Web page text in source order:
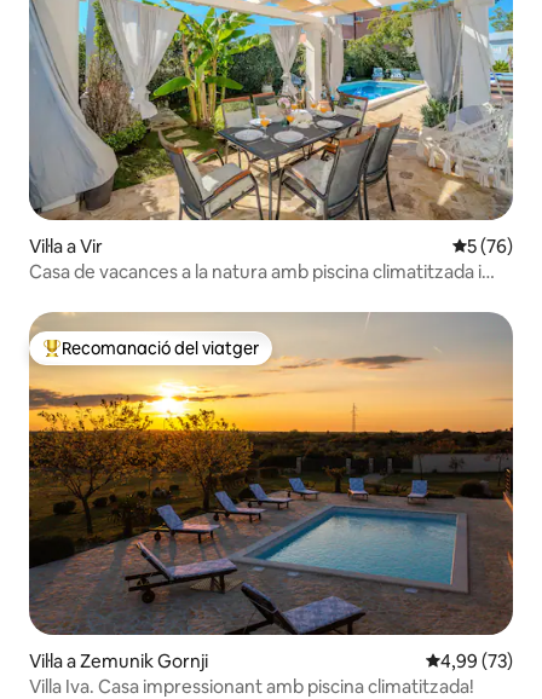
Vil·la a Vir 5 de
5 (76)
Casa de vacances a la natura amb piscina climatitzada i
Principals recomanacions dels viatgers
Recomanació del viatger
Vil·la a Zemunik Gornji 4,99 de
4,99 (73)
Villa Iva. Casa impressionant amb piscina climatitzada!